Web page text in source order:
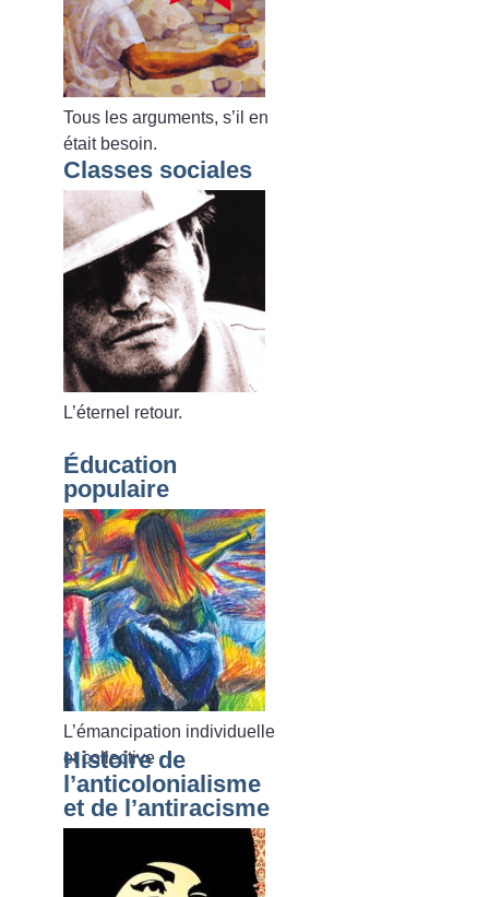
Tous les arguments, s’il en
était besoin.
Classes sociales
L’éternel retour.
Éducation
populaire
L’émancipation individuelle
et collective
Histoire de
l’anticolonialisme
et de l’antiracisme